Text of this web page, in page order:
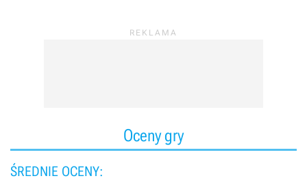
Oceny gry
ŚREDNIE OCENY: